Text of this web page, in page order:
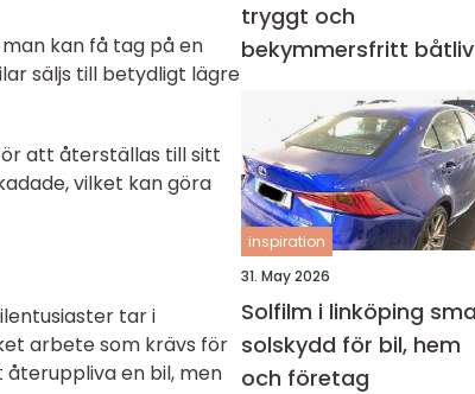
kan få tag på en
säljs till betydligt lägre
att återställas till sitt
vilket kan göra
tar i
arbete som krävs för
en bil, men
tryggt och
bekymmersfritt båtliv
inspiration
31. May 2026
Solfilm i linköping smart
solskydd för bil, hem
och företag